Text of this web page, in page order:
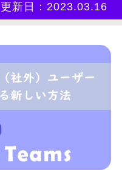
更新日： 2023.03.16